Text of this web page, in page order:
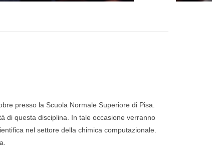
presso la Scuola Normale Superiore di Pisa.
di questa disciplina. In tale occasione verranno
nel settore della chimica computazionale.